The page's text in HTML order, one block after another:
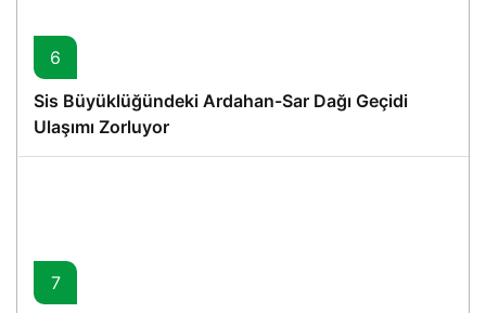
6
Sis Büyüklüğündeki Ardahan-Sar Dağı Geçidi
Ulaşımı Zorluyor
7